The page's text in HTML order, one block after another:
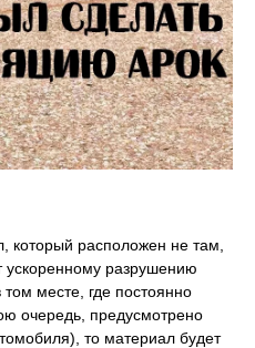
расположен не там,
ускоренному разрушению
месте, где постоянно
очередь, предусмотрено
то материал будет